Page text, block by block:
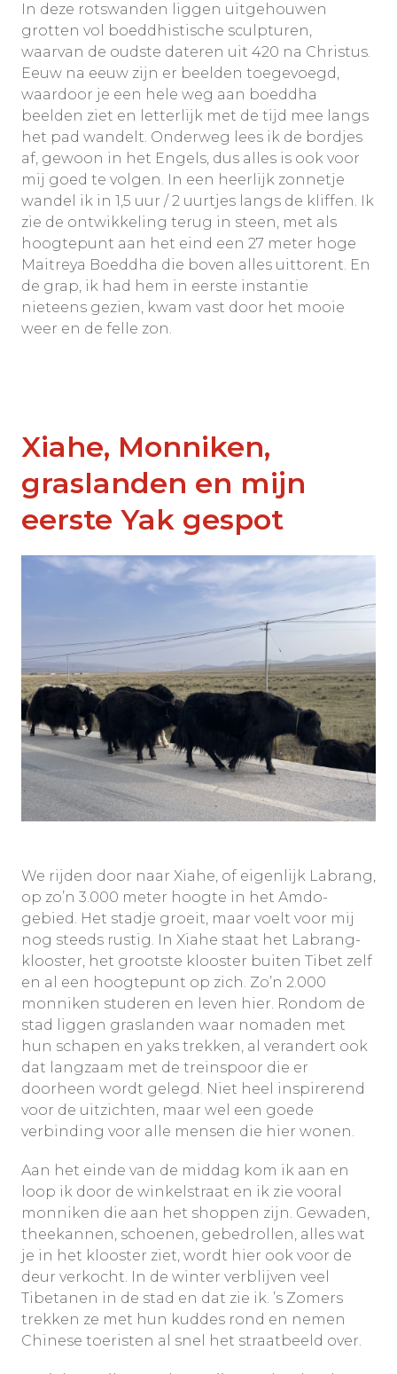
In deze rotswanden liggen uitgehouwen
grotten vol boeddhistische sculpturen,
waarvan de oudste dateren uit 420 na Christus.
Eeuw na eeuw zijn er beelden toegevoegd,
waardoor je een hele weg aan boeddha
beelden ziet en letterlijk met de tijd mee langs
het pad wandelt. Onderweg lees ik de bordjes
af, gewoon in het Engels, dus alles is ook voor
mij goed te volgen. In een heerlijk zonnetje
wandel ik in 1,5 uur / 2 uurtjes langs de kliffen. Ik
zie de ontwikkeling terug in steen, met als
hoogtepunt aan het eind een 27 meter hoge
Maitreya Boeddha die boven alles uittorent. En
de grap, ik had hem in eerste instantie
nieteens gezien, kwam vast door het mooie
weer en de felle zon.
Xiahe, Monniken,
graslanden en mijn
eerste Yak gespot
We rijden door naar Xiahe, of eigenlijk Labrang,
op zo’n 3.000 meter hoogte in het Amdo-
gebied. Het stadje groeit, maar voelt voor mij
nog steeds rustig. In Xiahe staat het Labrang-
klooster, het grootste klooster buiten Tibet zelf
en al een hoogtepunt op zich. Zo’n 2.000
monniken studeren en leven hier. Rondom de
stad liggen graslanden waar nomaden met
hun schapen en yaks trekken, al verandert ook
dat langzaam met de treinspoor die er
doorheen wordt gelegd. Niet heel inspirerend
voor de uitzichten, maar wel een goede
verbinding voor alle mensen die hier wonen.
Aan het einde van de middag kom ik aan en
loop ik door de winkelstraat en ik zie vooral
monniken die aan het shoppen zijn. Gewaden,
theekannen, schoenen, gebedrollen, alles wat
je in het klooster ziet, wordt hier ook voor de
deur verkocht. In de winter verblijven veel
Tibetanen in de stad en dat zie ik. ’s Zomers
trekken ze met hun kuddes rond en nemen
Chinese toeristen al snel het straatbeeld over.